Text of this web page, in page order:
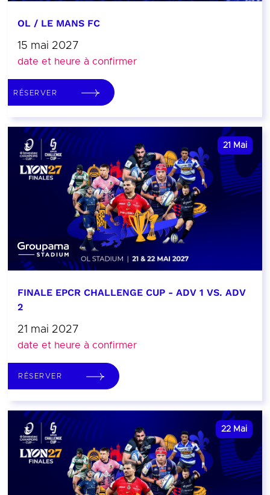
OL / LE MANS FC
15 mai 2027
date et heure à confirmer
RÉSERVER
21 Mai
FINALE EPCR CHALLENGE CUP - ADV 1 VS. ADV
2
21 mai 2027
date et heure à confirmer
RÉSERVER
22 Mai